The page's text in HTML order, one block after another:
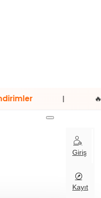
| 🔥 Avantajlı
Giriş
Kayıt